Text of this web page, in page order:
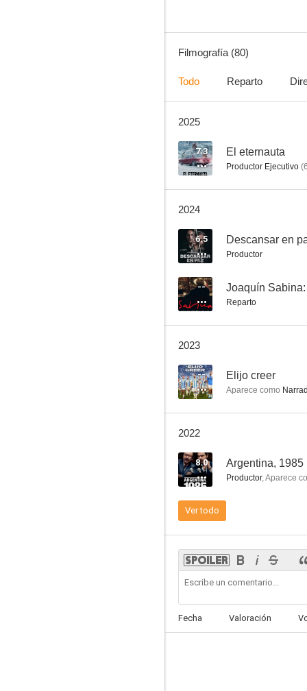
5.9
Séptimo
8.0
7.2
Filmografía (80)
Todo Reparto
2025
7.3 El eternauta
Productor Ejecutivo (
2024
6.5 Descansar en
Productor
-- Joaquín
Reparto
2023
-- Elijo creer
Aparece como
2022
8.0 Argentina, 1985
Productor,Aparece
Ver todo
Fecha Valoración